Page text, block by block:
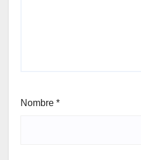
Nombre *